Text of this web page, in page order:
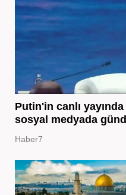
Putin'in canlı
sosyal medyada
Haber7